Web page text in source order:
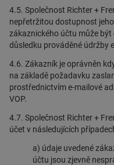
4.5. Společnost Richter +
nepřetržitou dostupnost
zákaznického účtu může
důsledku prováděné údržby
4.6. Zákazník je oprávněn
na základě požadavku
prostřednictvím e-mailové
VOP.
4.7. Společnost Richter +
účet v následujících
a) údaje uvedené
účtu jsou zjevně